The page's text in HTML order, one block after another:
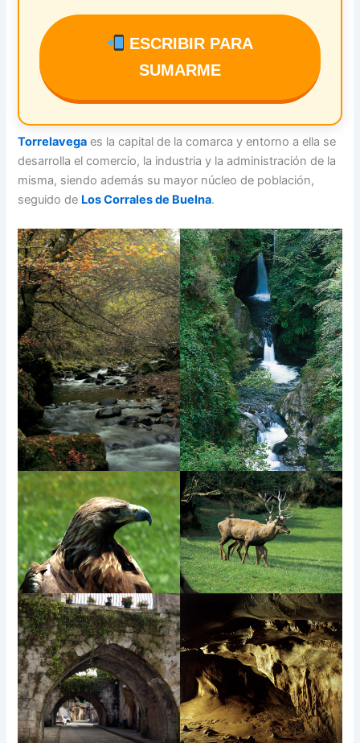
ESCRIBIR PARA
SUMARME
Torrelavega es la capital de la comarca y entorno a ella se
desarrolla el comercio, la industria y la administración de la
misma, siendo además su mayor núcleo de población,
seguido de Los Corrales de Buelna.